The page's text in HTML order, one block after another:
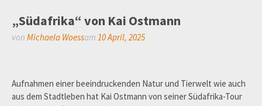
„Südafrika“ von Kai Ostmann
von Michaela Woessam 10 April, 2025
Aufnahmen einer beeindruckenden Natur und Tierwelt wie auch
aus dem Stadtleben hat Kai Ostmann von seiner Südafrika-Tour